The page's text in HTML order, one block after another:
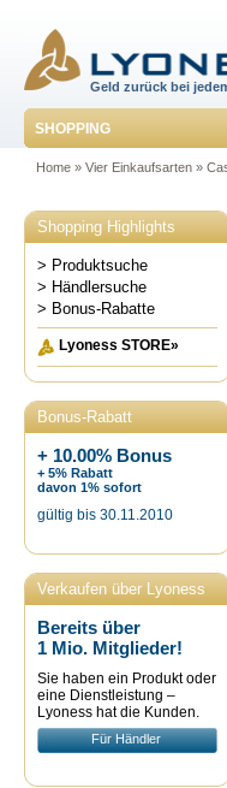
Geld zurück bei
SHOPPING
Home» Vier Einkaufsarten»
Shopping Highlights
> Produktsuche
> Händlersuche
> Bonus-Rabatte
Lyoness STORE»
Bonus-Rabatt
+ 10.00% Bonus
+ 5% Rabatt
davon 1% sofort
gültig bis 30.11.2010
Verkaufen über Lyoness
Bereits über
1 Mio. Mitglieder!
Sie haben ein Produkt oder
eine Dienstleistung –
Lyoness hat die Kunden.
Für Händler